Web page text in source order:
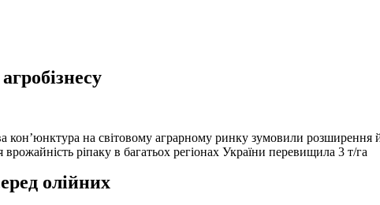
кон’юнктура на світовому аграрному ринку зумовили розширення
ріпаку в багатьох регіонах України перевищила 3 т/га
олійних